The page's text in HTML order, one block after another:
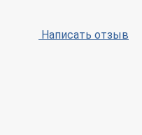
Написать отзыв